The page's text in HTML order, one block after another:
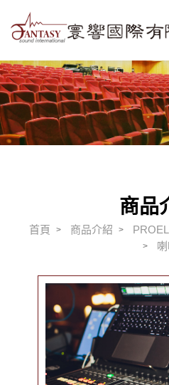
商品
首頁 商品介紹 PROEL